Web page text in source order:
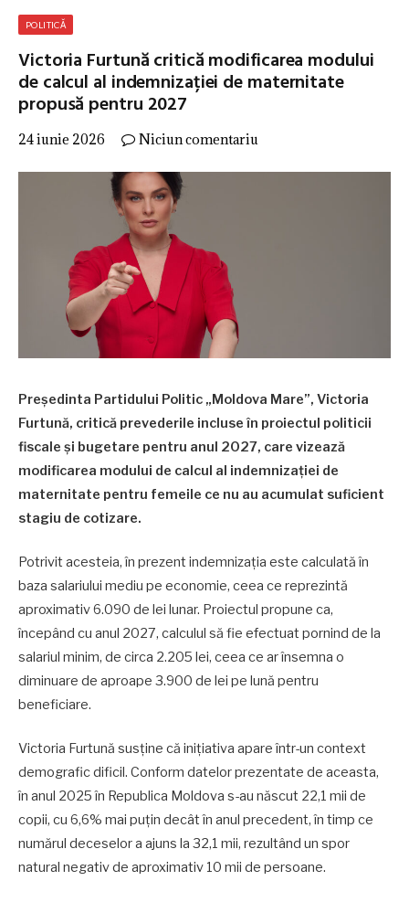
POLITICĂ
Victoria Furtună critică modificarea modului
de calcul al indemnizației de maternitate
propusă pentru 2027
24 iunie 2026 Niciun comentariu
Președinta Partidului Politic „Moldova Mare”, Victoria
Furtună, critică prevederile incluse în proiectul politicii
fiscale și bugetare pentru anul 2027, care vizează
modificarea modului de calcul al indemnizației de
maternitate pentru femeile ce nu au acumulat suficient
stagiu de cotizare.
Potrivit acesteia, în prezent indemnizația este calculată în
baza salariului mediu pe economie, ceea ce reprezintă
aproximativ 6.090 de lei lunar. Proiectul propune ca,
începând cu anul 2027, calculul să fie efectuat pornind de la
salariul minim, de circa 2.205 lei, ceea ce ar însemna o
diminuare de aproape 3.900 de lei pe lună pentru
beneficiare.
Victoria Furtună susține că inițiativa apare într-un context
demografic dificil. Conform datelor prezentate de aceasta,
în anul 2025 în Republica Moldova s-au născut 22,1 mii de
copii, cu 6,6% mai puțin decât în anul precedent, în timp ce
numărul deceselor a ajuns la 32,1 mii, rezultând un spor
natural negativ de aproximativ 10 mii de persoane.